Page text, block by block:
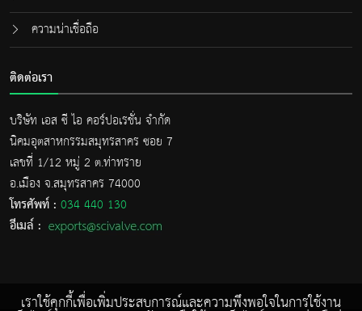
ความน่าเชื่อถือ
ติดต่อเรา
บริษัท เอส ซี ไอ คอร์ปอเรชั่น จำกัด
นิคมอุตสาหกรรมสมุทรสาคร ซอย 7
เลขที่ 1/12 หมู่ 2 ต.ท่าทราย
อ.เมือง จ.สมุทรสาคร 74000
โทรศัพท์ : 034 440 130
อีเมล์ :
เราใช้คุกกี้เพื่อเพิ่มประสบการณ์และความพึงพอใจในการใช้งาน